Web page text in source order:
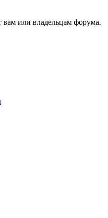
или владельцам форума.